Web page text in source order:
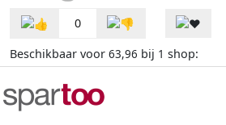
0
Beschikbaar voor 63,96 bij 1 shop: